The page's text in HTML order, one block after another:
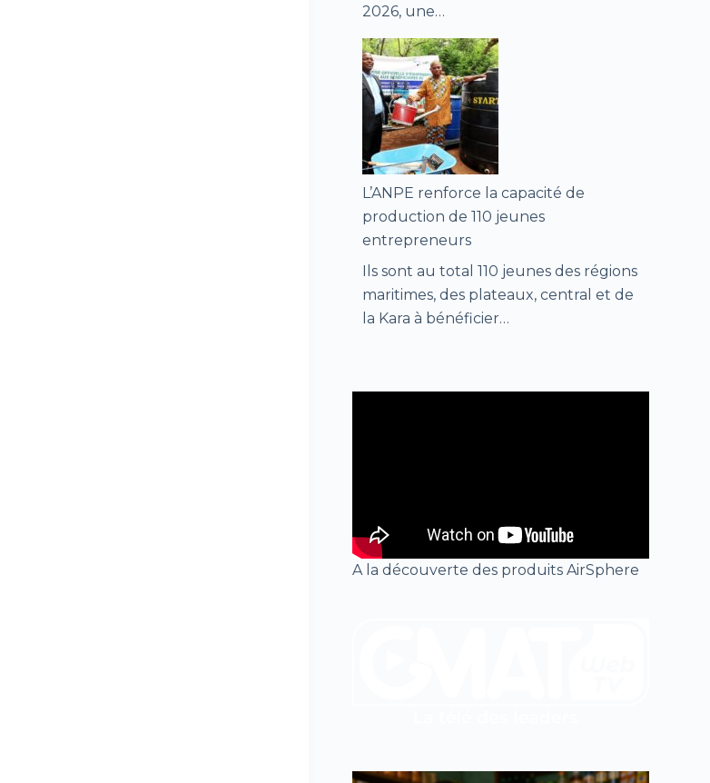
2026, une…
L’ANPE renforce la capacité de
production de 110 jeunes
entrepreneurs
Ils sont au total 110 jeunes des régions
maritimes, des plateaux, central et de
la Kara à bénéficier…
A la découverte des produits AirSphere